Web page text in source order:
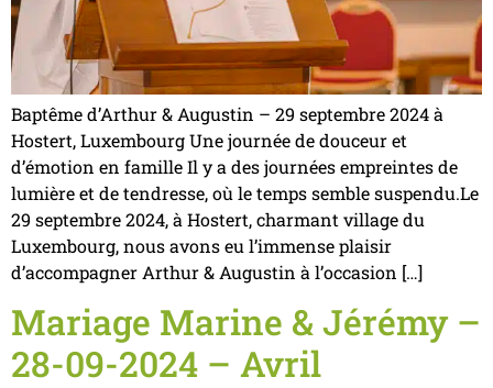
Baptême d’Arthur & Augustin – 29 septembre 2024 à
Hostert, Luxembourg Une journée de douceur et
d’émotion en famille Il y a des journées empreintes de
lumière et de tendresse, où le temps semble suspendu.Le
29 septembre 2024, à Hostert, charmant village du
Luxembourg, nous avons eu l’immense plaisir
d’accompagner Arthur & Augustin à l’occasion […]
Mariage Marine & Jérémy –
28-09-2024 – Avril